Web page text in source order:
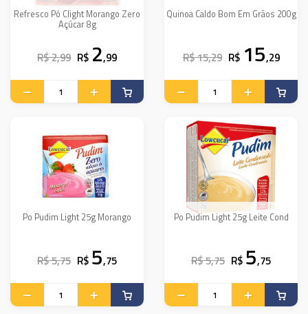
Refresco Pó Clight Morango Zero
Açúcar 8g
R$ 2,99 R$ 2,99
Quinoa Caldo Bom Em Grãos 200g
R$ 15,29 R$ 15,29
Po Pudim Light 25g Morango
R$ 5,75 R$ 5,75
Po Pudim Light 25g Leite Cond
R$ 5,75 R$ 5,75